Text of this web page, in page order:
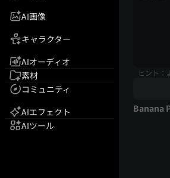
AI画像
キャラクター
AIオーディオ
素材
コミュニティ
AIエフェクト
AIツール
ヒント：
Banana